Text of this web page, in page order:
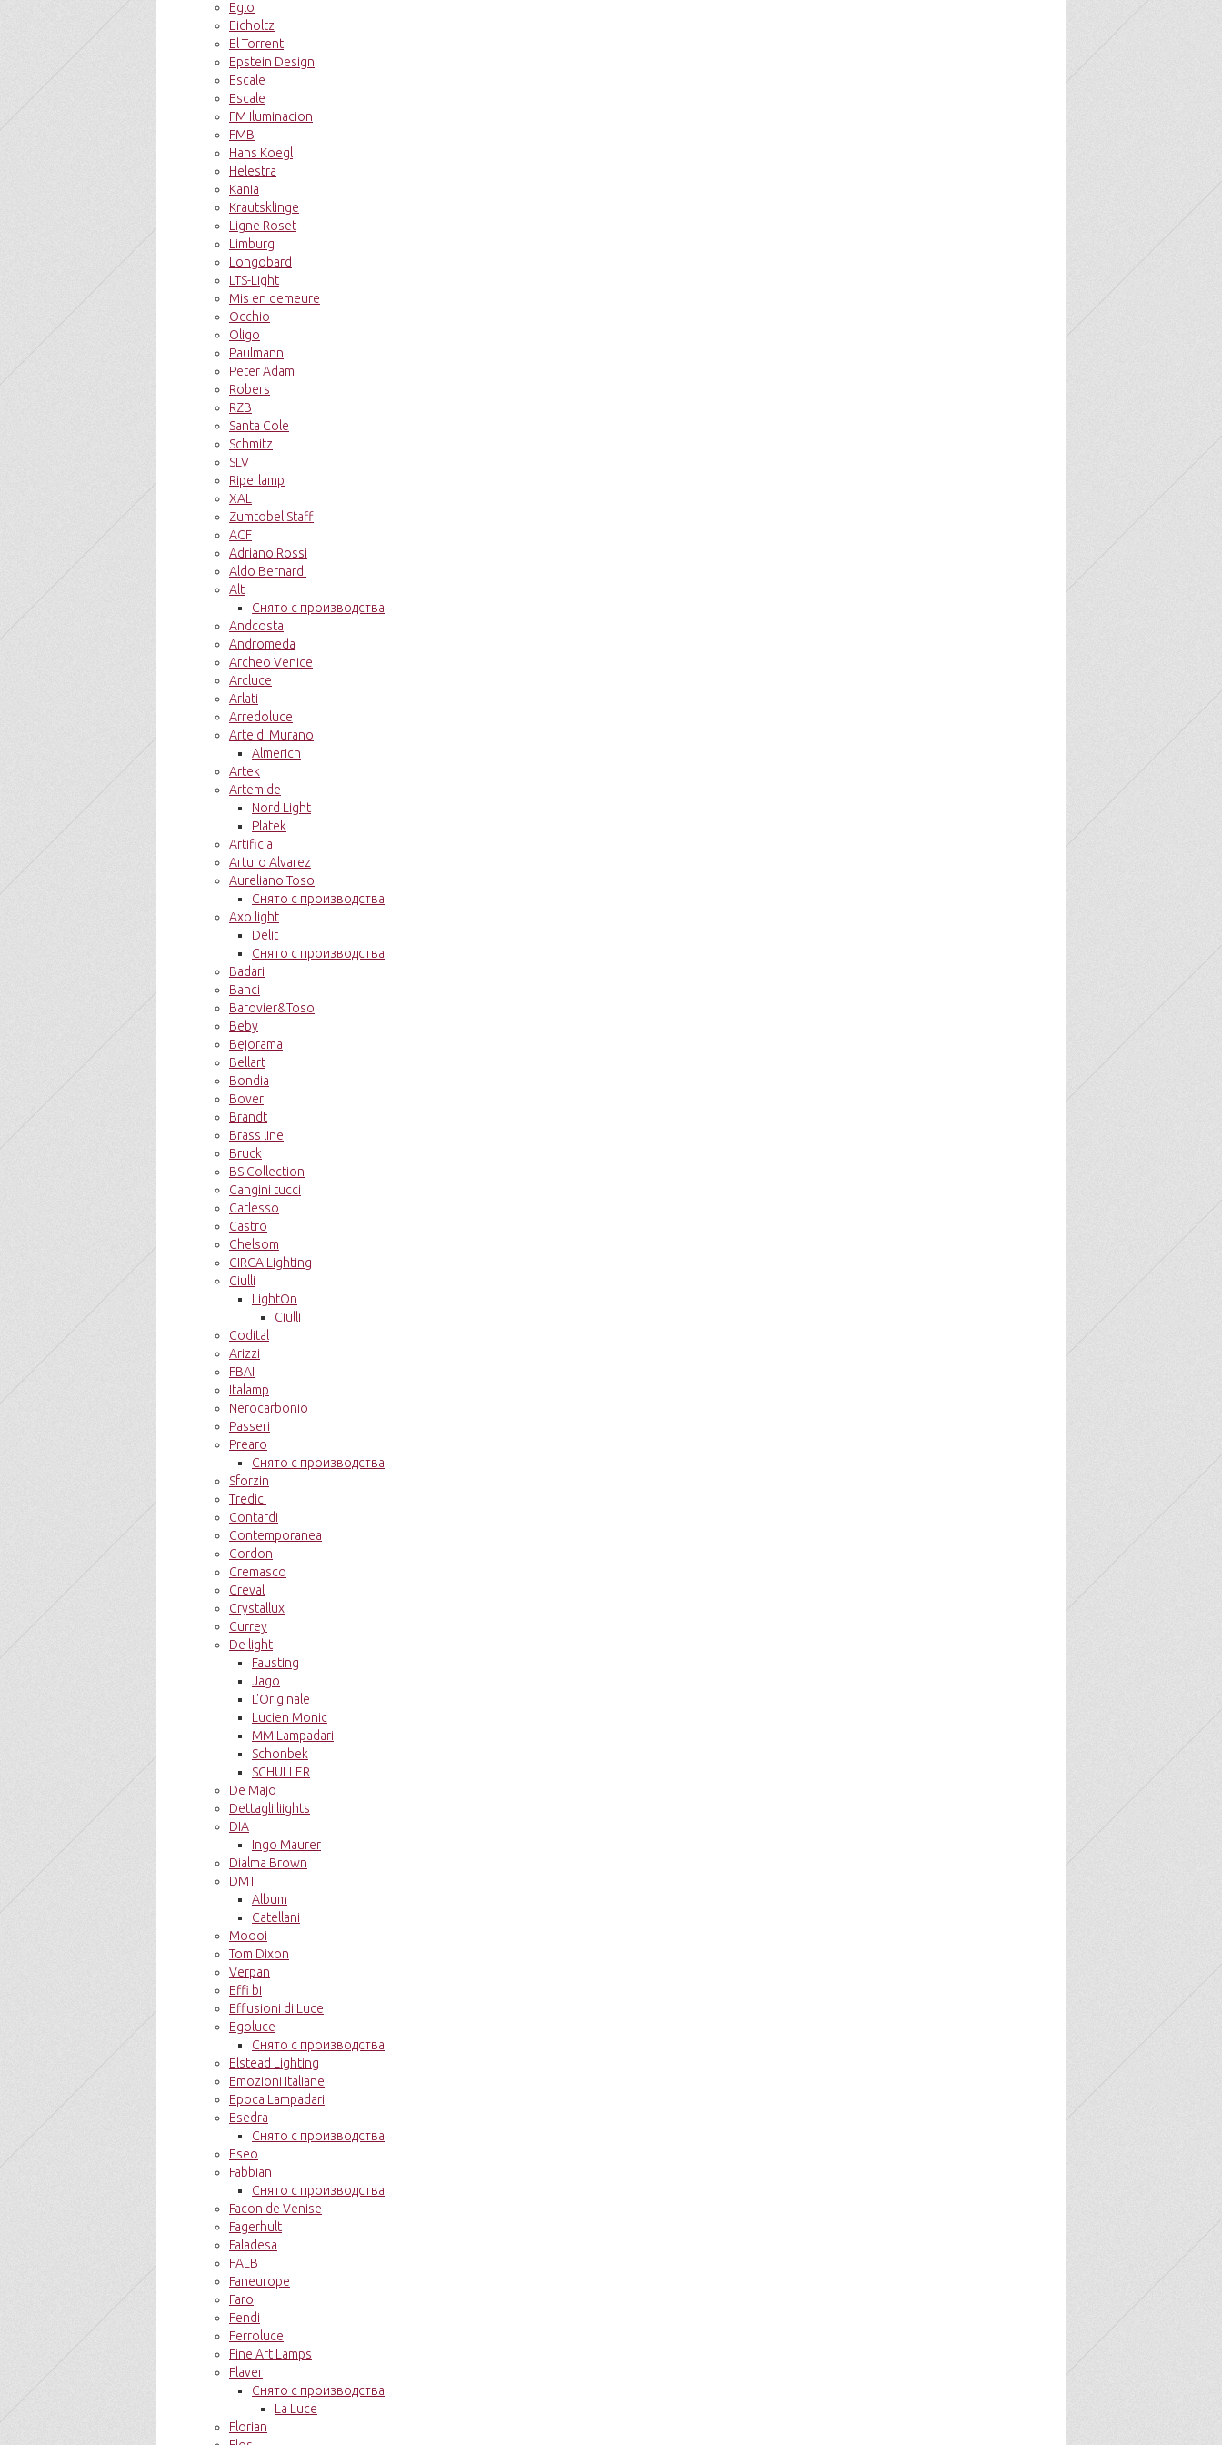
Eglo
Eicholtz
El Torrent
Epstein Design
Escale
Escale
FM Iluminacion
FMB
Hans Koegl
Helestra
Kania
Krautsklinge
Ligne Roset
Limburg
Longobard
LTS-Light
Mis en demeure
Occhio
Oligo
Paulmann
Peter Adam
Robers
RZB
Santa Cole
Schmitz
SLV
Riperlamp
XAL
Zumtobel Staff
ACF
Adriano Rossi
Aldo Bernardi
Alt
Снято с производства
Andcosta
Andromeda
Archeo Venice
Arcluce
Arlati
Arredoluce
Arte di Murano
Almerich
Artek
Artemide
Nord Light
Platek
Artificia
Arturo Alvarez
Aureliano Toso
Снято с производства
Axo light
Delit
Снято с производства
Badari
Banci
Barovier&Toso
Beby
Bejorama
Bellart
Bondia
Bover
Brandt
Brass line
Bruck
BS Collection
Cangini tucci
Carlesso
Castro
Chelsom
CIRCA Lighting
Ciulli
LightOn
Ciulli
Codital
Arizzi
FBAI
Italamp
Nerocarbonio
Passeri
Prearo
Снято с производства
Sforzin
Tredici
Contardi
Contemporanea
Cordon
Cremasco
Creval
Crystallux
Currey
De light
Fausting
Jago
L'Originale
Lucien Monic
MM Lampadari
Schonbek
SCHULLER
De Majo
Dettagli liights
DIA
Ingo Maurer
Dialma Brown
DMT
Album
Catellani
Moooi
Tom Dixon
Verpan
Effi bi
Effusioni di Luce
Egoluce
Снято с производства
Elstead Lighting
Emozioni Italiane
Epoca Lampadari
Esedra
Снято с производства
Eseo
Fabbian
Снято с производства
Facon de Venise
Fagerhult
Faladesa
FALB
Faneurope
Faro
Fendi
Ferroluce
Fine Art Lamps
Flaver
Снято с производства
La Luce
Florian